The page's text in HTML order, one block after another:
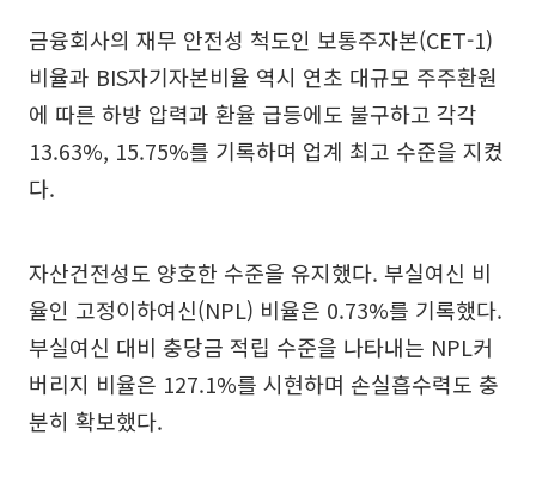
금융회사의 재무 안전성 척도인 보통주자본(CET-1)
비율과 BIS자기자본비율 역시 연초 대규모 주주환원
에 따른 하방 압력과 환율 급등에도 불구하고 각각
13.63%, 15.75%를 기록하며 업계 최고 수준을 지켰
다.
자산건전성도 양호한 수준을 유지했다. 부실여신 비
율인 고정이하여신(NPL) 비율은 0.73%를 기록했다.
부실여신 대비 충당금 적립 수준을 나타내는 NPL커
버리지 비율은 127.1%를 시현하며 손실흡수력도 충
분히 확보했다.